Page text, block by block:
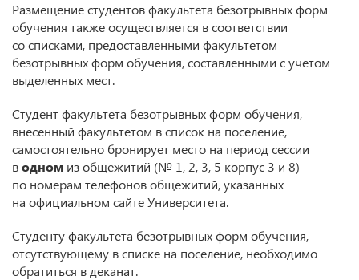
Размещение студентов факультета безотрывных форм
обучения также осуществляется в соответствии
со списками, предоставленными факультетом
безотрывных форм обучения, составленными с учетом
выделенных мест.
Студент факультета безотрывных форм обучения,
внесенный факультетом в список на поселение,
самостоятельно бронирует место на период сессии
водном из общежитий (№ 1, 2, 3, 5 корпус 3 и 8)
по номерам телефонов общежитий, указанных
на официальном сайте Университета.
Студенту факультета безотрывных форм обучения,
отсутствующему в списке на поселение, необходимо
обратиться в деканат.